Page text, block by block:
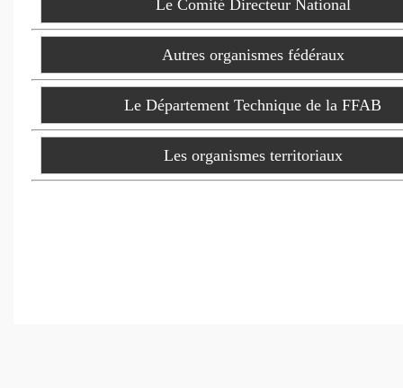
Le Comité Directeur National
Autres organismes fédéraux
Le Département Technique de la FFAB
Les organismes territoriaux